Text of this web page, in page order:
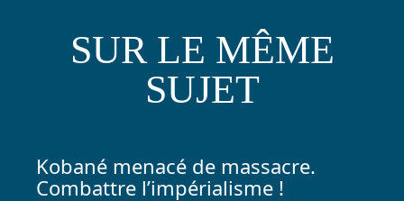
SUR LE MÊME
SUJET
Kobané menacé de massacre.
Combattre l’impérialisme !